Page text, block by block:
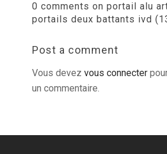
0 comments on portail alu
portails deux battants ivd
Post a comment
Vous devez vous connecter
un commentaire.